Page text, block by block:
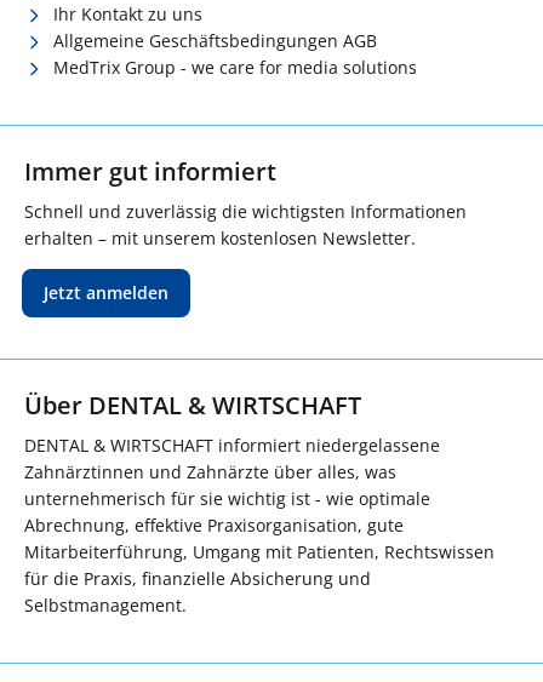
Ihr Kontakt zu uns
Allgemeine Geschäftsbedingungen AGB
MedTrix Group - we care for media solutions
Immer gut informiert
Schnell und zuverlässig die wichtigsten Informationen
erhalten – mit unserem kostenlosen Newsletter.
Jetzt anmelden
Über DENTAL & WIRTSCHAFT
DENTAL & WIRTSCHAFT informiert niedergelassene
Zahnärztinnen und Zahnärzte über alles, was
unternehmerisch für sie wichtig ist - wie optimale
Abrechnung, effektive Praxisorganisation, gute
Mitarbeiterführung, Umgang mit Patienten, Rechtswissen
für die Praxis, finanzielle Absicherung und
Selbstmanagement.